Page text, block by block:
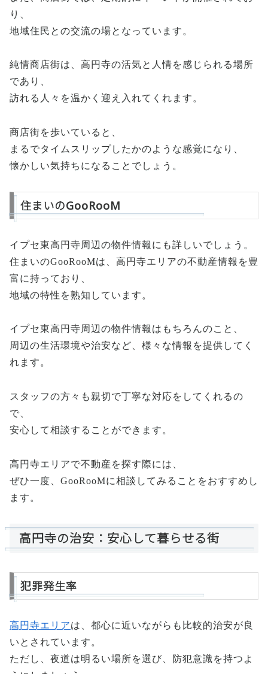
り、
地域住民との交流の場となっています。
純情商店街は、高円寺の活気と人情を感じられる場所
であり、
訪れる人々を温かく迎え入れてくれます。
商店街を歩いていると、
まるでタイムスリップしたかのような感覚になり、
懐かしい気持ちになることでしょう。
住まいのGooRooM
イプセ東高円寺周辺の物件情報にも詳しいでしょう。
住まいのGooRooMは、高円寺エリアの不動産情報を豊
富に持っており、
地域の特性を熟知しています。
イプセ東高円寺周辺の物件情報はもちろんのこと、
周辺の生活環境や治安など、様々な情報を提供してく
れます。
スタッフの方々も親切で丁寧な対応をしてくれるの
で、
安心して相談することができます。
高円寺エリアで不動産を探す際には、
ぜひ一度、GooRooMに相談してみることをおすすめし
ます。
高円寺の治安：安心して暮らせる街
犯罪発生率
高円寺エリアは、都心に近いながらも比較的治安が良
いとされています。
ただし、夜道は明るい場所を選び、防犯意識を持つよ